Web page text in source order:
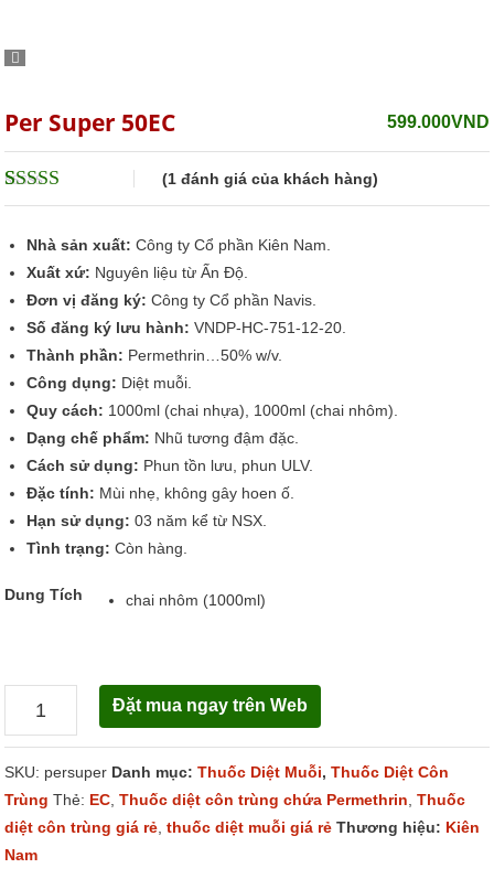
Per Super 50EC 599.000VND
5trên 5 dựa
1
(1đánh giá của khách hàng)
Nhà sản xuất: Công ty Cổ phần Kiên Nam.
Xuất xứ: Nguyên liệu từ Ấn Độ.
Đơn vị đăng ký: Công ty Cổ phần Navis.
Số đăng ký lưu hành: VNDP-HC-751-12-20.
Thành phần: Permethrin…50% w/v.
Công dụng: Diệt muỗi.
Quy cách: 1000ml (chai nhựa), 1000ml (chai nhôm).
Dạng chế phẩm: Nhũ tương đậm đặc.
Cách sử dụng: Phun tồn lưu, phun ULV.
Đặc tính: Mùi nhẹ, không gây hoen ố.
Hạn sử dụng: 03 năm kể từ NSX.
Tình trạng: Còn hàng.
Dung Tích chai nhôm (1000ml)
Super
50EC
số
lượng
Đặt mua ngay trên Web
SKU: persuper Danh mục:Thuốc Diệt Muỗi,Thuốc Diệt Côn
Trùng Thẻ: EC ,Thuốc diệt côn trùng chứa Permethrin ,Thuốc
diệt côn trùng giá rẻ ,thuốc diệt muỗi giá rẻ Thương hiệu: Kiên
Nam